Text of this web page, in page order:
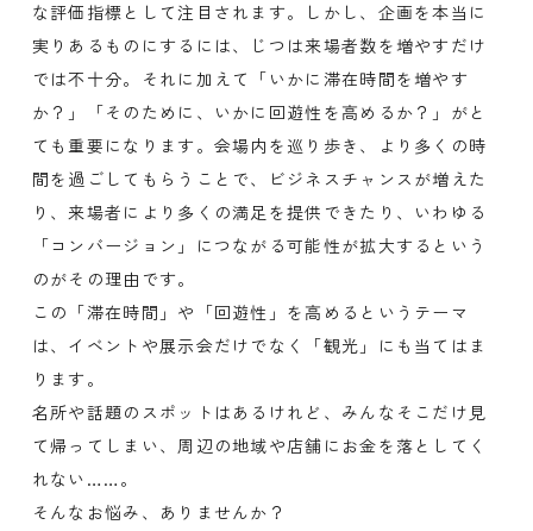
な評価指標として注目されます。しかし、企画を本当に
実りあるものにするには、じつは来場者数を増やすだけ
では不十分。それに加えて「いかに滞在時間を増やす
か？」「そのために、いかに回遊性を高めるか？」がと
ても重要になります。会場内を巡り歩き、より多くの時
間を過ごしてもらうことで、ビジネスチャンスが増えた
り、来場者により多くの満足を提供できたり、いわゆる
「コンバージョン」につながる可能性が拡大するという
のがその理由です。
この「滞在時間」や「回遊性」を高めるというテーマ
は、イベントや展示会だけでなく「観光」にも当てはま
ります。
名所や話題のスポットはあるけれど、みんなそこだけ見
て帰ってしまい、周辺の地域や店舗にお金を落としてく
れない……。
そんなお悩み、ありませんか？